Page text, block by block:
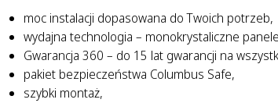
moc instalacji dopasowana do Twoich potrzeb,
wydajna technologia – monokrystaliczne
Gwarancja 360 – do 15 lat gwarancji na
pakiet bezpieczeństwa Columbus Safe,
szybki montaż,